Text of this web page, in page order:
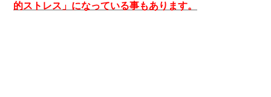
的ストレス」になっている事もあります。